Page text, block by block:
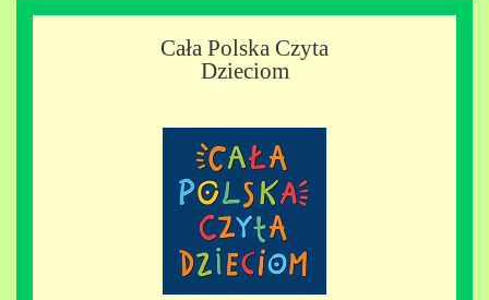
Cała Polska Czyta
Dzieciom